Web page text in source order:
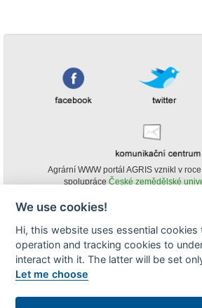
Agrární WWW portál AGRIS vznikl v
spolupráce České zemědělské
obsahu agrárního WWW portálu
(pokud není uvedeno jinak) pouze za podmínky
www.agris.cz a data publikace v
We use cookies!
Hi, this website uses essential
operation and tracking cookies to
interact with it. The latter will be set
Let me choose